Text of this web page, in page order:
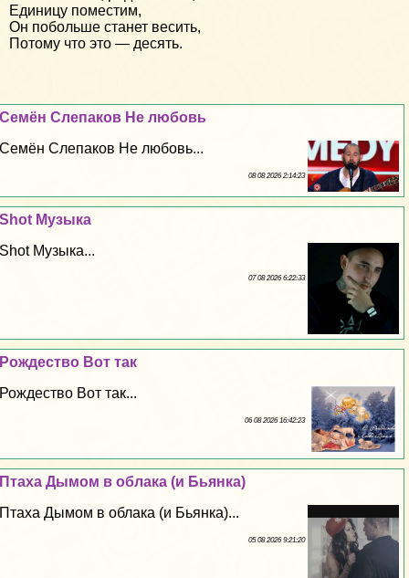
Единицу поместим,
Он побольше станет весить,
Потому что это — десять.
Семён Слепаков Не любовь
Семён Слепаков Не любовь...
08 08 2026 2:14:23
Shot Музыка
Shot Музыка...
07 08 2026 6:22:33
Рождество Вот так
Рождество Вот так...
06 08 2026 16:42:23
Птаха Дымом в облака (и Бьянка)
Птаха Дымом в облака (и Бьянка)...
05 08 2026 9:21:20